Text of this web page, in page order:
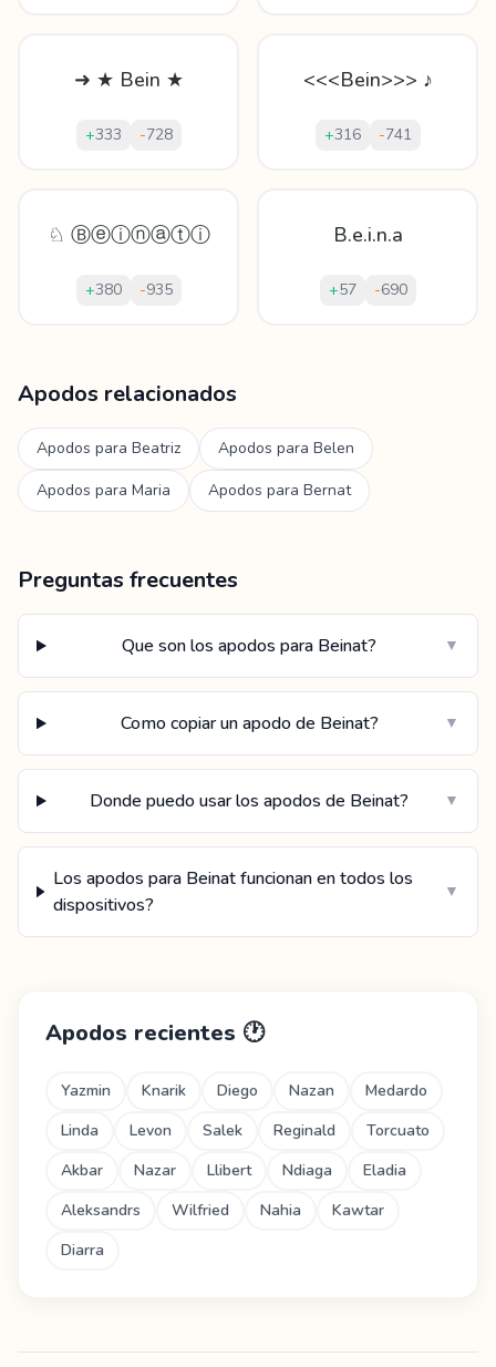
➜ ★ Bein ★
+333 -728
<<<Bein>>> ♪
+316 -741
♘ Ⓑⓔⓘⓝⓐⓣⓘ
+380 -935
B.e.i.n.a
+57 -690
Apodos relacionados
Apodos para Beatriz Apodos para Belen
Apodos para Maria Apodos para Bernat
Preguntas frecuentes
Que son los apodos para Beinat? ▼
Como copiar un apodo de Beinat? ▼
Donde puedo usar los apodos de Beinat? ▼
Los apodos para Beinat funcionan en todos los
dispositivos?
▼
Apodos recientes 🕐
Yazmin Knarik Diego Nazan
Medardo
Linda
Levon Salek Reginald
Torcuato
Akbar
Nazar Llibert Ndiaga
Eladia
Aleksandrs
Wilfried Nahia
Kawtar
Diarra